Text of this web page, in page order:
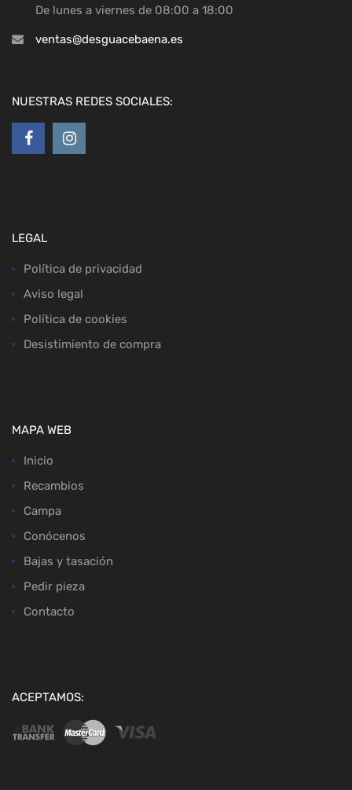
De lunes a viernes de 08:00 a 18:00
ventas@desguacebaena.es
NUESTRAS REDES SOCIALES:
LEGAL
Política de privacidad
Aviso legal
Política de cookies
Desistimiento de compra
MAPA WEB
Inicio
Recambios
Campa
Conócenos
Bajas y tasación
Pedir pieza
Contacto
ACEPTAMOS: